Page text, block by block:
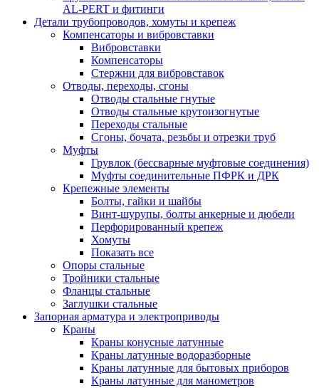
AL-PERT и фитинги
Детали трубопроводов, хомуты и крепеж
Компенсаторы и вибровставки
Вибровставки
Компенсаторы
Стержни для вибровставок
Отводы, переходы, сгоны
Отводы стальные гнутые
Отводы стальные крутоизогнутые
Переходы стальные
Сгоны, бочата, резьбы и отрезки труб
Муфты
Грувлок (бессварные муфтовые соединения)
Муфты соединительные ПФРК и ДРК
Крепежные элементы
Болты, гайки и шайбы
Винт-шурупы, болты анкерные и дюбели
Перфорированный крепеж
Хомуты
Показать все
Опоры стальные
Тройники стальные
Фланцы стальные
Заглушки стальные
Запорная арматура и электроприводы
Краны
Краны конусные латунные
Краны латунные водоразборные
Краны латунные для бытовых приборов
Краны латунные для манометров